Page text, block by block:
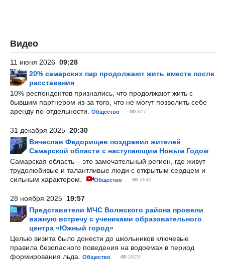
Видео
11 июня 2026 09:28
20% самарских пар продолжают жить вместе после
расставания
10% респондентов признались, что продолжают жить с
бывшим партнером из-за того, что не могут позволить себе
аренду по-отдельности.
Общество 827
31 декабря 2025 20:30
Вячеслав Федорищев поздравил жителей
Самарской области с наступающим Новым Годом
Самарская область – это замечательный регион, где живут
трудолюбивые и талантливые люди с открытым сердцем и
сильным характером.
Общество 2649
28 ноября 2025 19:57
Представители МЧС Волжского района провели
важную встречу с учениками образовательного
центра «Южный город»
Целью визита было донести до школьников ключевые
правила безопасного поведения на водоемах в период
формирования льда.
Общество 2823